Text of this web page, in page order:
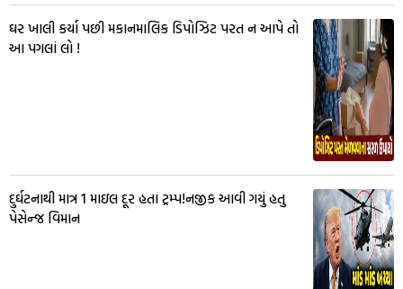
ઘર ખાલી કર્યા પછી મકાનમાલિક ડિપોઝિટ પરત ન આપે તો
આ પગલાં લો !
દુર્ઘટનાથી માત્ર 1 માઇલ દૂર હતા ટ્રમ્પ!નજીક આવી ગયું હતુ
પેસેન્જ વિમાન